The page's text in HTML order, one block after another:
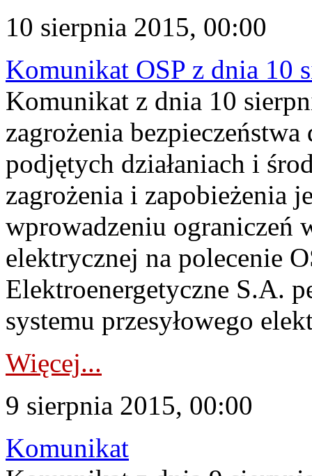
10 sierpnia 2015, 00:00
Komunikat OSP z dnia 10
Komunikat z dnia 10
zagrożenia
podjętych działaniach i
zagrożenia i zapobieżenia
wprowadzeniu ograniczeń
elektrycznej na polecenie
Elektroenergetyczne S.A.
systemu przesyłowego
Więcej...
9 sierpnia 2015, 00:00
Komunikat